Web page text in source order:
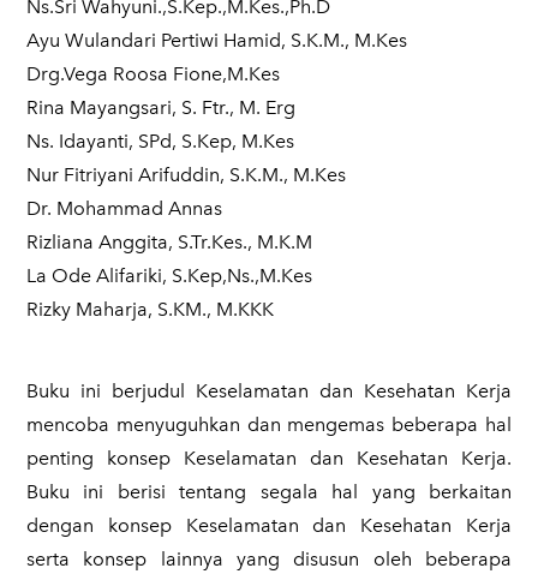
Ns.Sri Wahyuni.,S.Kep.,M.Kes.,Ph.D
Ayu Wulandari Pertiwi Hamid, S.K.M., M.Kes
Drg.Vega Roosa Fione,M.Kes
Rina Mayangsari, S. Ftr., M. Erg
Ns. Idayanti, SPd, S.Kep, M.Kes
Nur Fitriyani Arifuddin, S.K.M., M.Kes
Dr. Mohammad Annas
Rizliana Anggita, S.Tr.Kes., M.K.M
La Ode Alifariki, S.Kep,Ns.,M.Kes
Rizky Maharja, S.KM., M.KKK
Buku ini berjudul Keselamatan dan Kesehatan Kerja
mencoba menyuguhkan dan mengemas beberapa hal
penting konsep Keselamatan dan Kesehatan Kerja.
Buku ini berisi tentang segala hal yang berkaitan
dengan konsep Keselamatan dan Kesehatan Kerja
serta konsep lainnya yang disusun oleh beberapa